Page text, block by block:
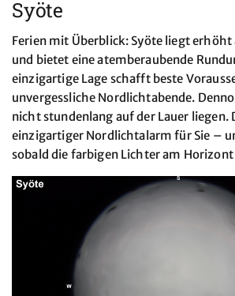
Syöte
Ferien mit Überblick: Syöte liegt
und bietet eine atemberaubende
einzigartige Lage schafft beste
unvergessliche Nordlichtabende.
nicht stundenlang auf der Lauer liegen.
einzigartiger Nordlichtalarm für Sie –
sobald die farbigen Lichter am